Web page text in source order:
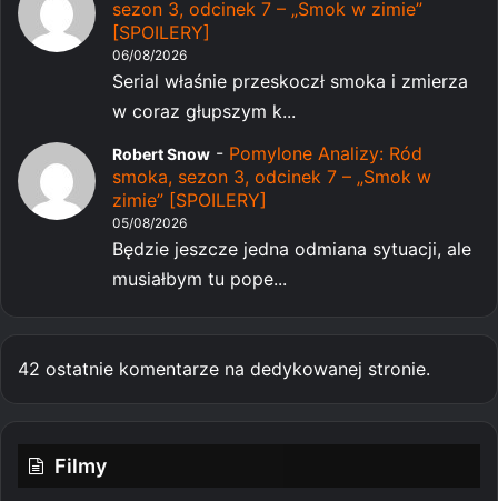
sezon 3, odcinek 7 – „Smok w zimie”
[SPOILERY]
06/08/2026
Serial właśnie przeskoczł smoka i zmierza
w coraz głupszym k...
Robert Snow - Pomylone Analizy: Ród
smoka, sezon 3, odcinek 7 – „Smok w
zimie” [SPOILERY]
05/08/2026
Będzie jeszcze jedna odmiana sytuacji, ale
musiałbym tu pope...
42 ostatnie komentarze na dedykowanej stronie.
Filmy